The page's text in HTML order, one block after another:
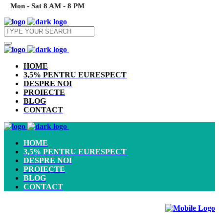
Mon - Sat 8 AM - 8 PM
HOME
3,5% PENTRU EURESPECT
DESPRE NOI
PROIECTE
BLOG
CONTACT
HOME
3,5% PENTRU EURESPECT
DESPRE NOI
PROIECTE
BLOG
CONTACT